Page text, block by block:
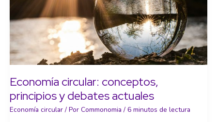
Economía circular: conceptos,
principios y debates actuales
Economía circular / Por Commonomia / 6 minutos de lectura